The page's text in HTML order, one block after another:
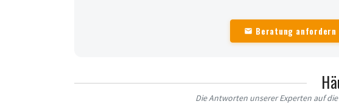
Beratung anfordern
Die Antworten unserer Experten auf